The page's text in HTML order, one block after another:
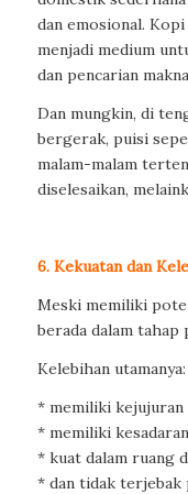
dan emosional.
menjadi medium
dan pencarian
Dan mungkin, di
bergerak, puisi
malam-malam
diselesaikan,
6. Kekuatan dan
Meski memiliki
berada dalam tahap
Kelebihan utamanya:
* memiliki kejujuran
* memiliki
* kuat dalam ruang
* dan tidak terjebak